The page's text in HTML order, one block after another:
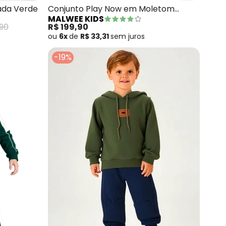
Verde
Conjunto Play Now em Moletom
(Verde Oliva)
MALWEE KIDS
R$ 199,90
ou 6xde R$ 33,31sem juros
-19%